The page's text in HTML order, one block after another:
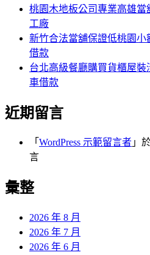
桃園木地板公司專業高雄
工廠
新竹合法當舖保證低桃園
借款
台北高級餐廳購買貨櫃屋
車借款
近期留言
「 WordPress 示範留言者 」
言
彙整
2026 年 8 月
2026 年 7 月
2026 年 6 月